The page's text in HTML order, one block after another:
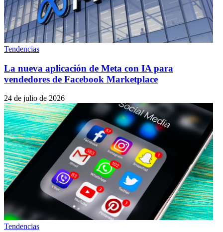
Tendencias
La nueva aplicación de Meta con IA para
vendedores de Facebook Marketplace
24 de julio de 2026
Tendencias